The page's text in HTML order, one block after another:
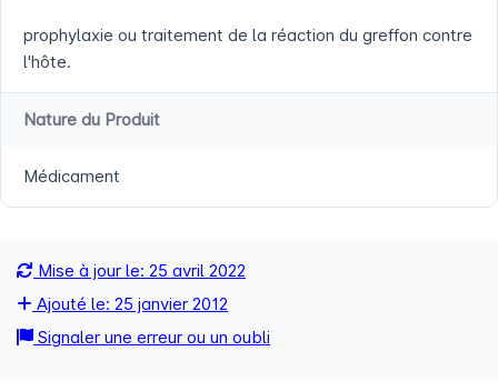
prophylaxie ou traitement de la réaction du greffon contre
l'hôte.
Nature du Produit
Médicament
Mise à jour le: 25 avril 2022
Ajouté le: 25 janvier 2012
Signaler une erreur ou un oubli